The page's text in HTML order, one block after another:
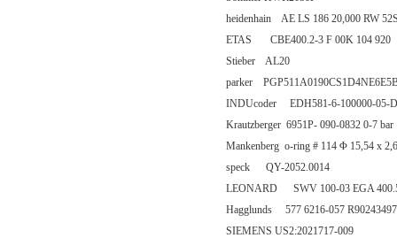
heidenhain AE LS 186 20,000 RW
ETAS CBE400.2-3 F 00K 104 920
Stieber AL20
parker
INDUcoder EDH581-6-100000-05-
Krautzberger 6951P- 090-0832 0-7 bar
Mankenberg o-ring # 114 Φ 15,54 x
speck QY-2052.0014
LEONARD SWV 100-03 EGA
Hagglunds 577 6216-057
SIEMENS US2:2021717-009